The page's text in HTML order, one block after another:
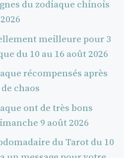
du zodiaque chinois
meilleure pour 3
du 10 au 16 août 2026
récompensés après
chaos
ont de très bons
9 août 2026
du Tarot du 10